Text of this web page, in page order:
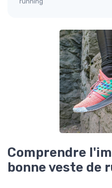
Comprendre
bonne veste de